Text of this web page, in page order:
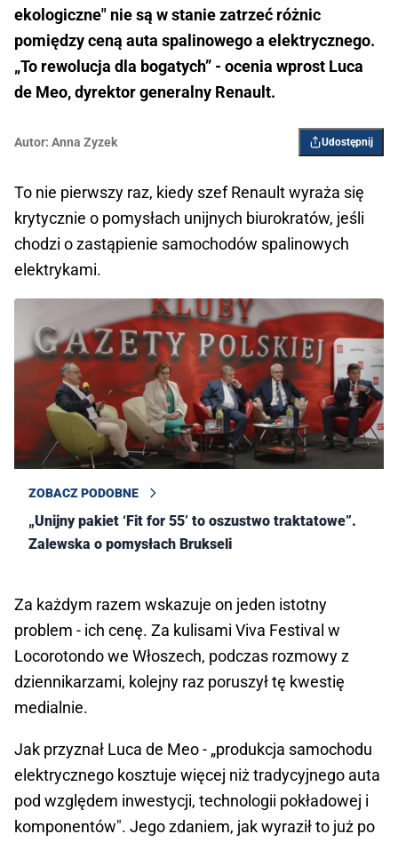
ekologiczne" nie są w stanie zatrzeć różnic
pomiędzy ceną auta spalinowego a elektrycznego.
„To rewolucja dla bogatych” - ocenia wprost Luca
de Meo, dyrektor generalny Renault.
Autor: Anna Zyzek Udostępnij
To nie pierwszy raz, kiedy szef Renault wyraża się
krytycznie o pomysłach unijnych biurokratów, jeśli
chodzi o zastąpienie samochodów spalinowych
elektrykami.
ZOBACZ PODOBNE
„Unijny pakiet ‘Fit for 55’ to oszustwo traktatowe”.
Zalewska o pomysłach Brukseli
Za każdym razem wskazuje on jeden istotny
problem - ich cenę. Za kulisami Viva Festival w
Locorotondo we Włoszech, podczas rozmowy z
dziennikarzami, kolejny raz poruszył tę kwestię
medialnie.
Jak przyznał Luca de Meo - „produkcja samochodu
elektrycznego kosztuje więcej niż tradycyjnego auta
pod względem inwestycji, technologii pokładowej i
komponentów". Jego zdaniem, jak wyraził to już po